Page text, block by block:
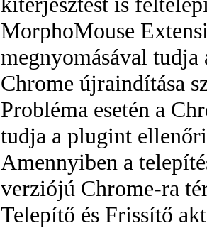
MorphoMouse
megnyomásával tudja
Chrome újraindítása
Probléma esetén a
tudja a plugint
Amennyiben a
verziójú Chrome-ra
Telepítő és Frissítő